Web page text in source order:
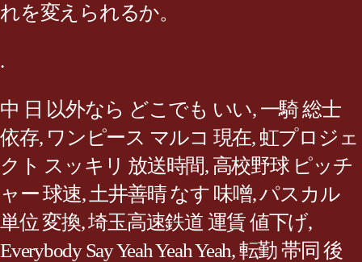
れを変えられるか。
.
中 日 以外なら どこでも いい, 一騎 総士
依存, ワンピース マルコ 現在, 虹プロジェ
クト スッキリ 放送時間, 高校野球 ピッチ
ャー 球速, 土井善晴 なす 味噌,パスカル
単位 変換,埼玉高速鉄道 運賃 値下げ,
Everybody Say Yeah Yeah Yeah,転勤 帯同 後